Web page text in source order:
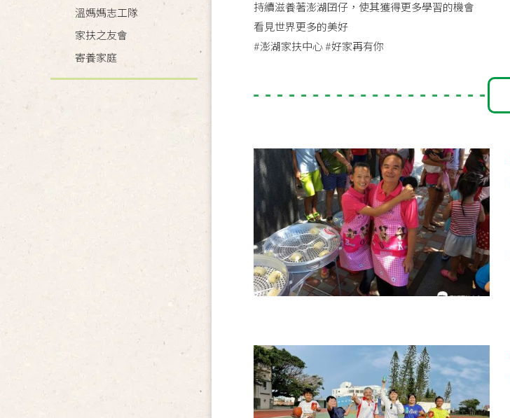
溫媽媽志工隊
家扶之友會
寄養家庭
持續滋養著澎湖囝仔，使其獲得更多學習的機會
看見世界更多的美好
#澎湖家扶中心 #好家再有你